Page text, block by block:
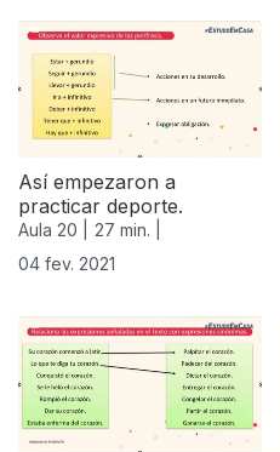
Así empezaron a
practicar deporte.
Aula 20 |
27 min. |
04 fev. 2021
524866